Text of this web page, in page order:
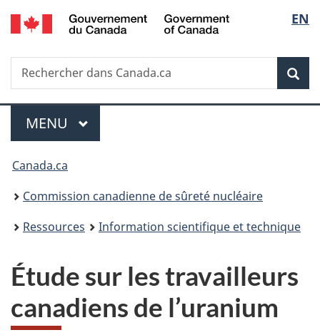
Passer
au
principal
de
la
EN
Recherche
Rechercher
dans
Menu
MENU PRINCIPAL
Vous
êtes
ici
Canada.ca
Commission canadienne de sûreté nucléaire
Ressources
Information scientifique et technique
Étude sur les travailleurs
canadiens de l’uranium